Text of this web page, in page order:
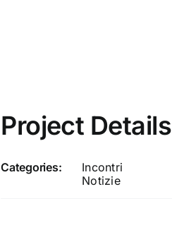
Project Details
Categories:
Incontri
Notizie